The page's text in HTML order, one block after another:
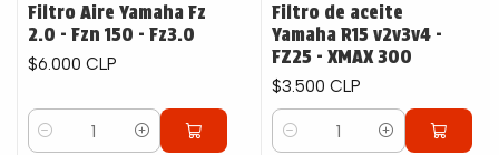
Filtro Aire Yamaha Fz
2.0 - Fzn 150 - Fz3.0
$6.000 CLP
Cantidad
Filtro de aceite
Yamaha R15 v2v3v4 -
FZ25 - XMAX 300
$3.500 CLP
Cantidad